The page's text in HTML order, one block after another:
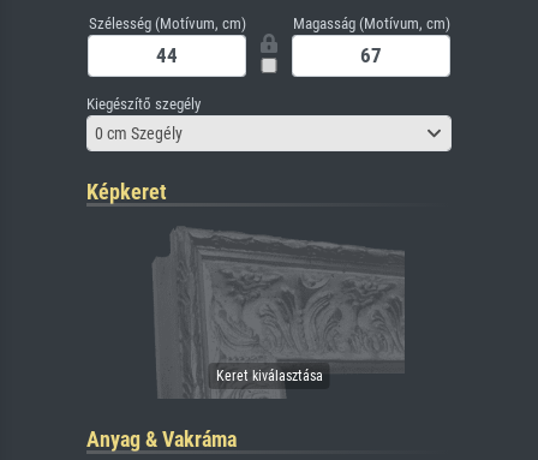
Szélesség (Motívum, cm) Magasság (Motívum, cm)
Kiegészítő szegély
0 cm Szegély
Képkeret
Anyag & Vakráma